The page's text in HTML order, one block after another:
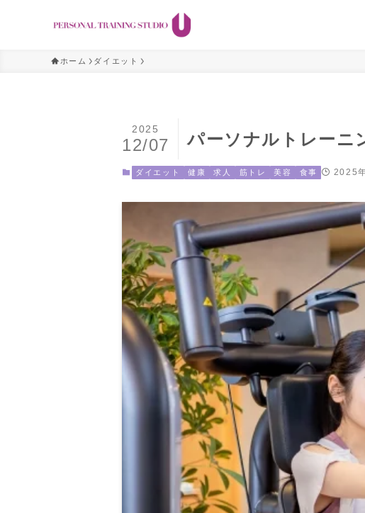
ホーム ダイエット
パーソナルトレーニ
2025
12/07
ダイエット 健康 求人 筋トレ 美容 食事 2025